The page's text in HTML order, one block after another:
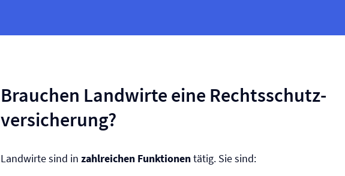
Brauchen Landwirte eine Rechtsschutz­
versicherung?
Landwirte sind in zahlreichen Funktionentätig. Sie sind: